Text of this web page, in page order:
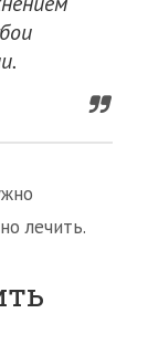
лечить.